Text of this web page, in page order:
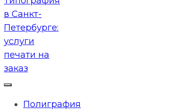
Полиграфия